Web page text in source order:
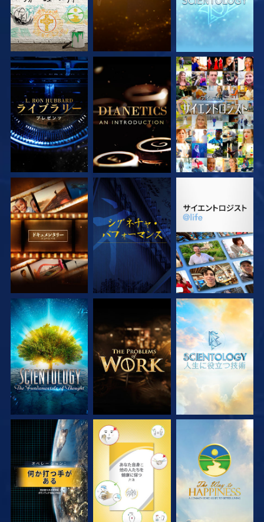
シリーズを探求 シリーズを探求 観る
シリーズを探求 観る シリーズを探求
シリーズを探求 シリーズを探求 シリーズを探求
観る 観る 観る